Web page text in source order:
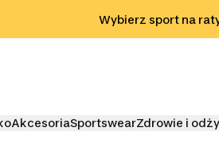
Przejdź do stopki
Wybierz sport na
AkcesoriaSportswearZdrowie i